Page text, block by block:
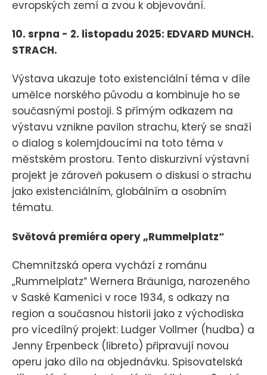
evropských zemí a zvou k objevování.
10. srpna - 2. listopadu 2025: EDVARD MUNCH.
STRACH.
Výstava ukazuje toto existenciální téma v díle
umělce norského původu a kombinuje ho se
současnými postoji. S přímým odkazem na
výstavu vznikne pavilon strachu, který se snaží
o dialog s kolemjdoucími na toto téma v
městském prostoru. Tento diskurzivní výstavní
projekt je zároveň pokusem o diskusi o strachu
jako existenciálním, globálním a osobním
tématu.
Světová premiéra opery „Rummelplatz“
Chemnitzská opera vychází z románu
„Rummelplatz“ Wernera Bräuniga, narozeného
v Saské Kamenici v roce 1934, s odkazy na
region a současnou historii jako z východiska
pro vícedílný projekt: Ludger Vollmer (hudba) a
Jenny Erpenbeck (libreto) připravují novou
operu jako dílo na objednávku. Spisovatelská